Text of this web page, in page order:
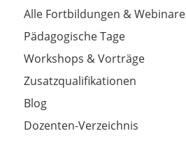
Alle Fortbildungen & Webinare
Pädagogische Tage
Workshops & Vorträge
Zusatzqualifikationen
Blog
Dozenten-Verzeichnis